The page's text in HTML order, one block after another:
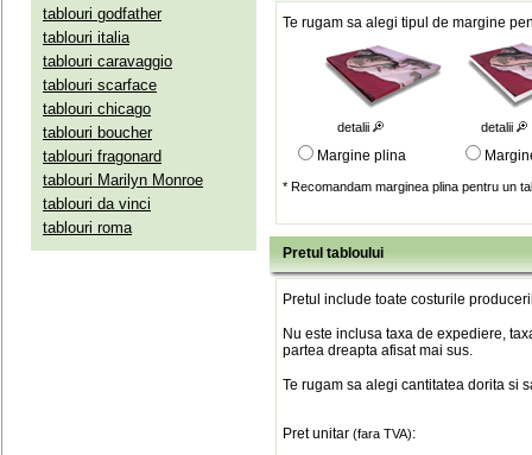
tablouri godfather
tablouri italia
tablouri caravaggio
tablouri scarface
tablouri chicago
tablouri boucher
tablouri fragonard
tablouri Marilyn Monroe
tablouri da vinci
tablouri roma
Te rugam sa alegi tipul de margine
detalii detalii
Margine plina
* Recomandam marginea plina pentru un
Pretul tabloului
Pretul include toate costurile
Nu este inclusa taxa de expediere,
partea dreapta afisat mai sus.
Te rugam sa alegi cantitatea dorita si
Pret unitar (fara TVA):